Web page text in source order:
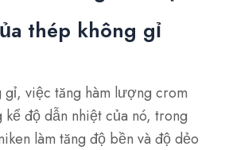
thép không gỉ
gỉ, việc tăng hàm lượng crom
kể độ dẫn nhiệt của nó, trong
làm tăng độ bền và độ dẻo